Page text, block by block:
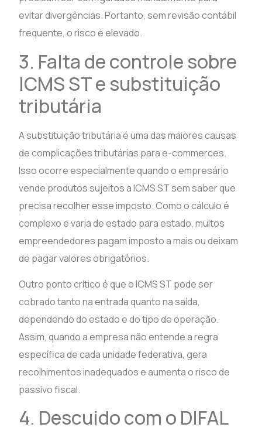
evitar divergências. Portanto, sem revisão contábil
frequente, o risco é elevado.
3. Falta de controle sobre
ICMS ST e substituição
tributária
A substituição tributária é uma das maiores causas
de complicações tributárias para e-commerces.
Isso ocorre especialmente quando o empresário
vende produtos sujeitos a ICMS ST sem saber que
precisa recolher esse imposto. Como o cálculo é
complexo e varia de estado para estado, muitos
empreendedores pagam imposto a mais ou deixam
de pagar valores obrigatórios.
Outro ponto crítico é que o ICMS ST pode ser
cobrado tanto na entrada quanto na saída,
dependendo do estado e do tipo de operação.
Assim, quando a empresa não entende a regra
específica de cada unidade federativa, gera
recolhimentos inadequados e aumenta o risco de
passivo fiscal.
4. Descuido com o DIFAL